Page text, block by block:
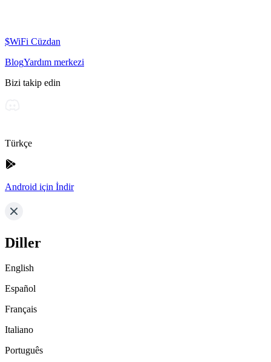
$WiFi Cüzdan
BlogYardım merkezi
Bizi takip edin
Türkçe
Android için İndir
Diller
English
Español
Français
Italiano
Português